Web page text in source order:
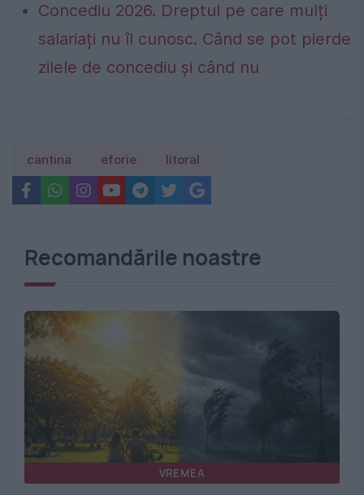
Concediu 2026. Dreptul pe care mulți
salariați nu îl cunosc. Când se pot pierde
zilele de concediu și când nu
cantina eforie litoral
Recomandările noastre
VREMEA